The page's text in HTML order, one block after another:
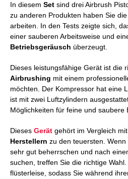
In diesem Set sind drei Airbrush
zu anderen Produkten haben Sie
arbeiten. In den Tests zeigte sich,
einer sauberen Arbeitsweise und
Betriebsgeräusch überzeugt.
Dieses leistungsfähige Gerät ist die
Airbrushing mit einem
möchten. Der Kompressor hat eine
ist mit zwei Luftzylindern
Möglichkeiten für feine und saubere
Dieses Gerät gehört im Vergleich
Herstellern zu den teuersten.
sehr gut beherrschen und nach
suchen, treffen Sie die richtige
flüsterleise, sodass Sie während